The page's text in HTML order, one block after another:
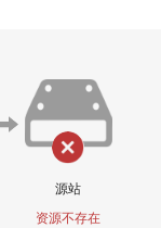
源站
资源不存在